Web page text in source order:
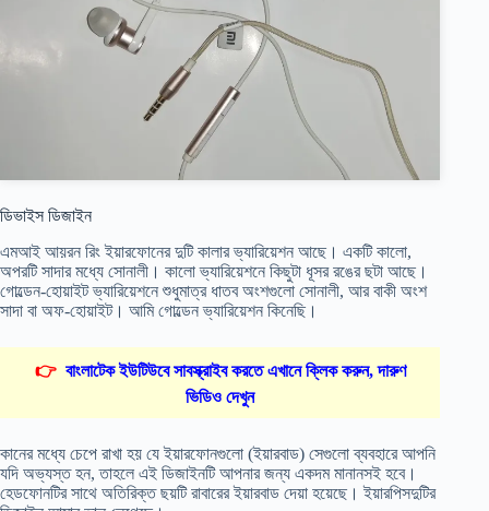
ডিভাইস ডিজাইন
এমআই আয়রন রিং ইয়ারফোনের দুটি কালার ভ্যারিয়েশন আছে। একটি কালো,
অপরটি সাদার মধ্যে সোনালী। কালো ভ্যারিয়েশনে কিছুটা ধূসর রঙের ছটা আছে।
গোল্ডেন-হোয়াইট ভ্যারিয়েশনে শুধুমাত্র ধাতব অংশগুলো সোনালী, আর বাকী অংশ
সাদা বা অফ-হোয়াইট। আমি গোল্ডেন ভ্যারিয়েশন কিনেছি।
👉 বাংলাটেক ইউটিউবে সাবস্ক্রাইব করতে এখানে ক্লিক করুন, দারুণ
ভিডিও দেখুন
কানের মধ্যে চেপে রাখা হয় যে ইয়ারফোনগুলো (ইয়ারবাড) সেগুলো ব্যবহারে আপনি
যদি অভ্যস্ত হন, তাহলে এই ডিজাইনটি আপনার জন্য একদম মানানসই হবে।
হেডফোনটির সাথে অতিরিক্ত ছয়টি রাবারের ইয়ারবাড দেয়া হয়েছে। ইয়ারপিসদুটির